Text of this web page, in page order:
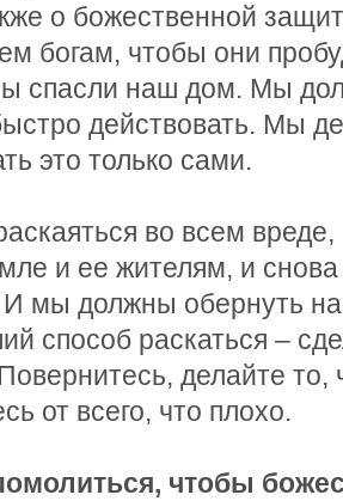
о божественной
богам, чтобы они
спасли наш дом. Мы
действовать. Мы
это только сами.
во всем вреде,
и ее жителям, и
мы должны обернуть
способ раскаться –
делайте то,
от всего, что плохо.
чтобы